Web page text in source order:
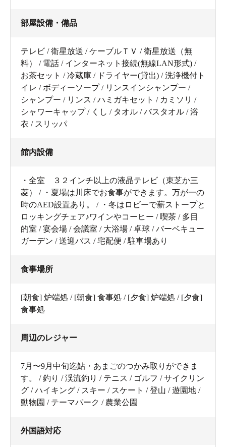
部屋設備・備品
テレビ / 衛星放送 / ケーブルＴＶ / 衛星放送（無
料） / 電話 / インターネット接続(無線LAN形式) /
お茶セット / 冷蔵庫 / ドライヤー(貸出) / 洗浄機付ト
イレ / ボディーソープ / リンスインシャンプー /
シャンプー / リンス / ハミガキセット / カミソリ /
シャワーキャップ / くし / タオル / バスタオル / 浴
衣 / スリッパ
館内設備
・全室 ３２インチ以上の液晶テレビ（東芝か三
菱） / ・夏場は川床でお食事ができます。万が一の
時のAED設置あり。 / ・冬はロビーで薪ストープと
ロッキングチェア♪ワインやコーヒー / 喫茶 / 多目
的室 / 宴会場 / 会議室 / 大浴場 / 卓球 / バーベキュー
ガーデン / 送迎バス / 宅配便 / 駐車場あり
食事場所
[朝食] 炉端処 / [朝食] 食事処 / [夕食] 炉端処 / [夕食]
食事処
周辺のレジャー
7月〜9月中旬迄鮎・あまごのつかみ取りができま
す。 / 釣り / 渓流釣り / テニス / ゴルフ / サイクリン
グ / ハイキング / スキー / スケート / 登山 / 遊園地 /
動物園 / テーマパーク / 農業公園
外国語対応